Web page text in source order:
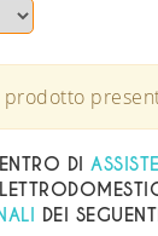
prodotto
DI
DEI